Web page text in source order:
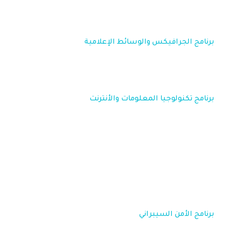
برنامج الجرافيكس والوسائط الإعلامية
برنامج تكنولوجيا المعلومات والأنترنت
برنامج الأمن السيبراني